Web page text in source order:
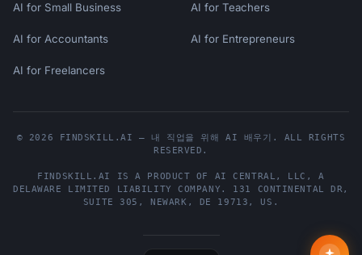
AI for Small Business AI for Teachers
AI for Accountants AI for Entrepreneurs
AI for Freelancers
© 2026 FINDSKILL.AI — 내 직업을 위해 AI 배우기. ALL RIGHTS
RESERVED.
FINDSKILL.AI IS A PRODUCT OF AI CENTRAL, LLC , A
DELAWARE LIMITED LIABILITY COMPANY. 131 CONTINENTAL DR,
SUITE 305 , NEWARK , DE 19713 , US .